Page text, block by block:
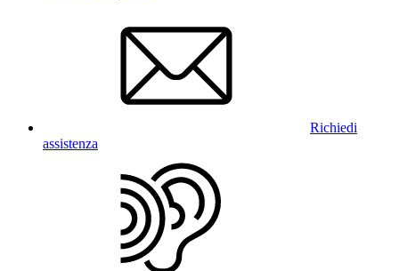
Richiedi
assistenza